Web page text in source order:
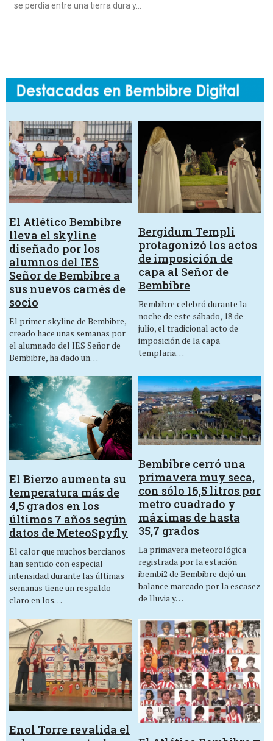
se perdía entre una tierra dura y…
El Atlético Bembibre
lleva el skyline
diseñado por los
alumnos del IES
Señor de Bembibre a
sus nuevos carnés de
socio
El primer skyline de Bembibre,
creado hace unas semanas por
el alumnado del IES Señor de
Bembibre, ha dado un…
Bergidum Templi
protagonizó los actos
de imposición de
capa al Señor de
Bembibre
Bembibre celebró durante la
noche de este sábado, 18 de
julio, el tradicional acto de
imposición de la capa
templaria…
El Bierzo aumenta su
temperatura más de
4,5 grados en los
últimos 7 años según
datos de MeteoSpyfly
El calor que muchos bercianos
han sentido con especial
intensidad durante las últimas
semanas tiene un respaldo
claro en los…
Bembibre cerró una
primavera muy seca,
con sólo 16,5 litros por
metro cuadrado y
máximas de hasta
35,7 grados
La primavera meteorológica
registrada por la estación
ibembi2 de Bembibre dejó un
balance marcado por la escasez
de lluvia y…
Enol Torre revalida el